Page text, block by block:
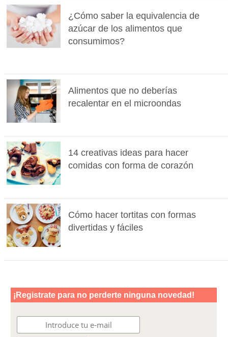
¿Cómo saber la equivalencia de
azúcar de los alimentos que
consumimos?
Alimentos que no deberías
recalentar en el microondas
14 creativas ideas para hacer
comidas con forma de corazón
Cómo hacer tortitas con formas
divertidas y fáciles